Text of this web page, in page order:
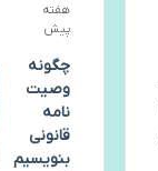
هفته
پیش
چگونه
وصیت
نامه
قانونی
بنویسیم